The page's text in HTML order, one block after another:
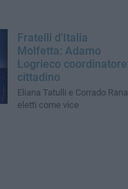
Fratelli d'Italia
Molfetta: Adamo
Logrieco coordinatore
cittadino
Eliana Tatulli e Corrado Rana
eletti come vice